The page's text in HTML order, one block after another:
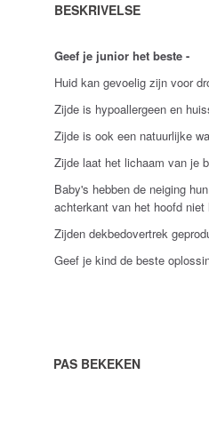
BESKRIVELSE
Geef je junior het beste -
Huid kan gevoelig zijn voor
Zijde is hypoallergeen en
Zijde is ook een natuurlijke
Zijde laat het lichaam van je
Baby's hebben de neiging
achterkant van het hoofd niet
Zijden dekbedovertrek
Geef je kind de beste
PAS BEKEKEN